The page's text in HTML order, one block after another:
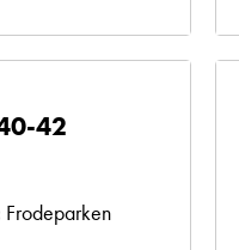
42
Frodeparken